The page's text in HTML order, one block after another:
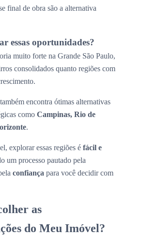
final de obra são a alternativa
essas oportunidades?
muito forte na Grande São Paulo,
consolidados quanto regiões com
encontra ótimas alternativas
como Campinas, Rio de
.
explorar essas regiões é fácil e
um processo pautado pela
confiança para você decidir com
as
do Meu Imóvel?